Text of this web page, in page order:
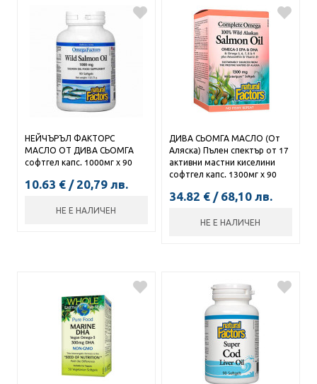
НЕЙЧЪРЪЛ ФАКТОРС
МАСЛО ОТ ДИВА СЬОМГА
софтгел капс. 1000мг х 90
10.63 € / 20,79 лв.
НЕ Е НАЛИЧЕН
ДИВА СЬОМГА МАСЛО (От
Аляска) Пълен спектър от 17
активни мастни киселини
софтгел капс. 1300мг х 90
34.82 € / 68,10 лв.
НЕ Е НАЛИЧЕН